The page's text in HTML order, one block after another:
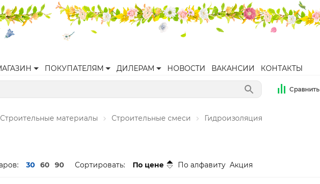
ПОКУПАТЕЛЯМ ДИЛЕРАМ НОВОСТИ ВАКАНСИИ КОНТАКТЫ
Сравнить
Строительные материалы Строительные смеси Гидроизоляция
30 60 90 Сортировать: По цене По алфавиту Акция